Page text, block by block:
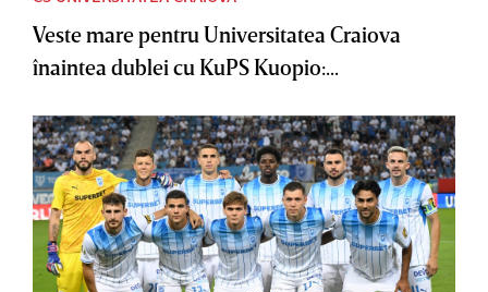
Veste mare pentru Universitatea Craiova
înaintea dublei cu KuPS Kuopio:...